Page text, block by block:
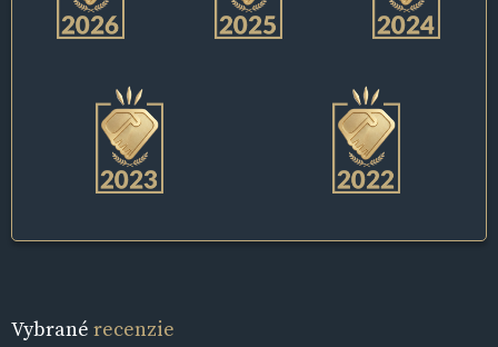
Vybrané recenzie